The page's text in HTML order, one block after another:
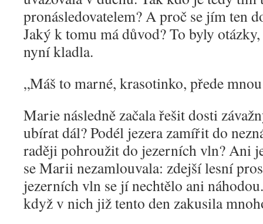
pronásledovatelem? A proč se jím ten
Jaký k tomu má důvod? To byly
nyní kladla.
„Máš to marné, krasotinko, přede
Marie následně začala řešit dosti
ubírat dál? Podél jezera zamířit do
raději pohroužit do jezerních vln? Ani
se Marii nezamlouvala: zdejší lesní
jezerních vln se jí nechtělo ani
když v nich již tento den zakusila